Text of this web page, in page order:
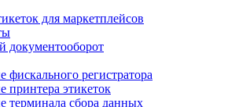
для маркетплейсов
документооборот
фискального регистратора
принтера этикеток
терминала сбора данных